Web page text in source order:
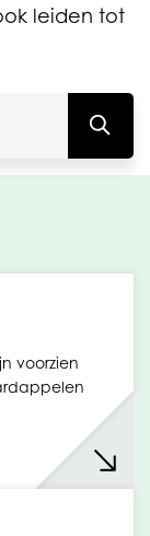
leiden tot
voorzien